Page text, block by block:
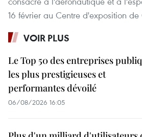
16 février au Centre d'exposition
VOIR PLUS
Le Top 50 des entreprises
les plus prestigieuses et
performantes dévoilé
06/08/2026 16:05